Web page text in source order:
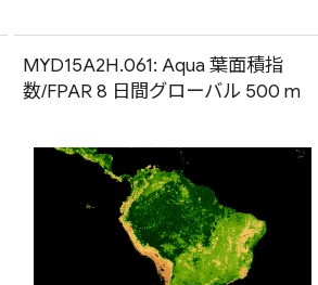
MYD15A2H.061: Aqua 葉面積指
数/FPAR 8 日間グローバル 500 m